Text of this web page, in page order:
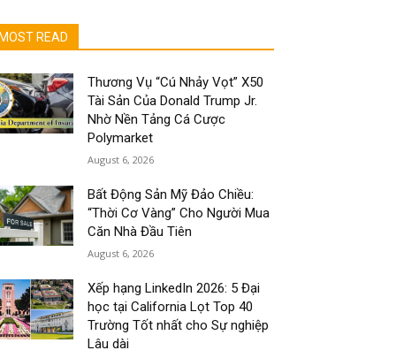
MOST READ
Thương Vụ “Cú Nhảy Vọt” X50
Tài Sản Của Donald Trump Jr.
Nhờ Nền Tảng Cá Cược
Polymarket
August 6, 2026
Bất Động Sản Mỹ Đảo Chiều:
“Thời Cơ Vàng” Cho Người Mua
Căn Nhà Đầu Tiên
August 6, 2026
Xếp hạng LinkedIn 2026: 5 Đại
học tại California Lọt Top 40
Trường Tốt nhất cho Sự nghiệp
Lâu dài